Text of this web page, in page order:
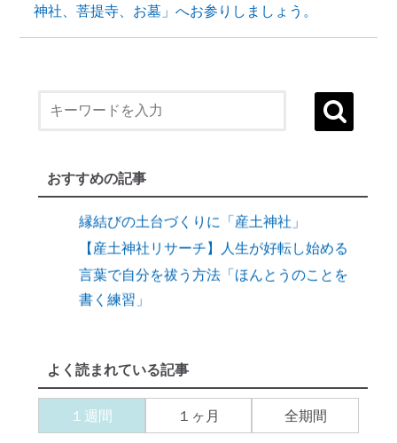
神社、菩提寺、お墓」へお参りしましょう。
おすすめの記事
状況を好転させたい時の「産土神社・21日
縁結びに効果がある「産土神社」
縁結びの土台づくりに「産土神社」
【産土神社リサーチ】人生が好転し始める
言葉で自分を祓う方法「ほんとうのことを
書く練習」
９割の人が知らない「産土神社」と人生の
く」スポンジが革命すぎる
【ご感想｜カウンセリング】現実が動き出
しました
よく読まれている記事
１週間 １ヶ月 全期間